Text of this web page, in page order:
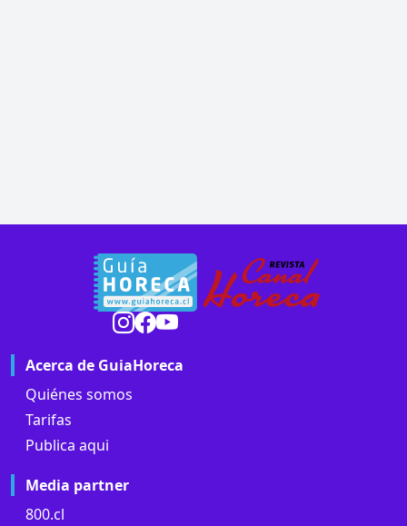
Acerca de GuiaHoreca
Quiénes somos
Tarifas
Publica aqui
Media partner
800.cl